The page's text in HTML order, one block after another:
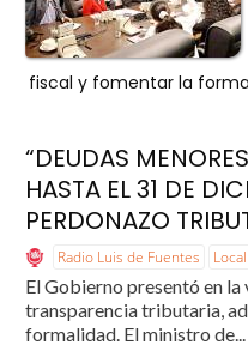
fiscal y fomentar la
“DEUDAS
HASTA EL 31 DE
PERDONAZO
Radio Luis de Fuentes Local
El Gobierno presentó en
transparencia tributaria,
formalidad. El ministro de...